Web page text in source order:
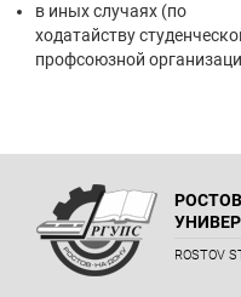
в иных случаях (по
ходатайству
профсоюзной
ROSTOV